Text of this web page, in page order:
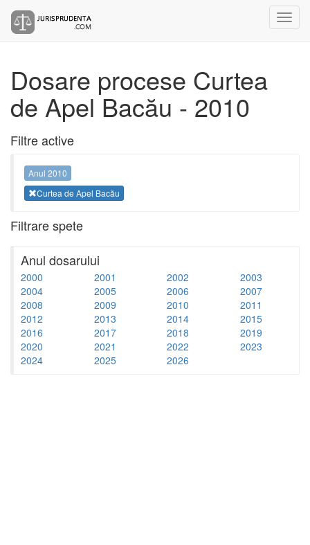
Dosare procese Curtea
de Apel Bacău - 2010
Filtre active
Anul 2010
Curtea de Apel Bacău
Filtrare spete
Anul dosarului
2000 2001 2002
2003
2004
2005 2006
2007
2008
2009 2010
2011
2012
2013 2014
2015
2016
2017 2018
2019
2020
2021 2022
2023
2024
2025 2026